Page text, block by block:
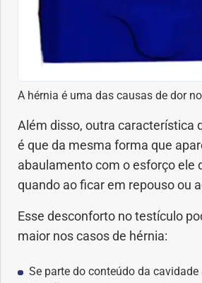
A hérnia é uma das causas de dor
Além disso, outra característica
é que da mesma forma que
abaulamento com o esforço ele
quando ao ficar em repouso ou
Esse desconforto no testículo
maior nos casos de hérnia:
Se parte do conteúdo da